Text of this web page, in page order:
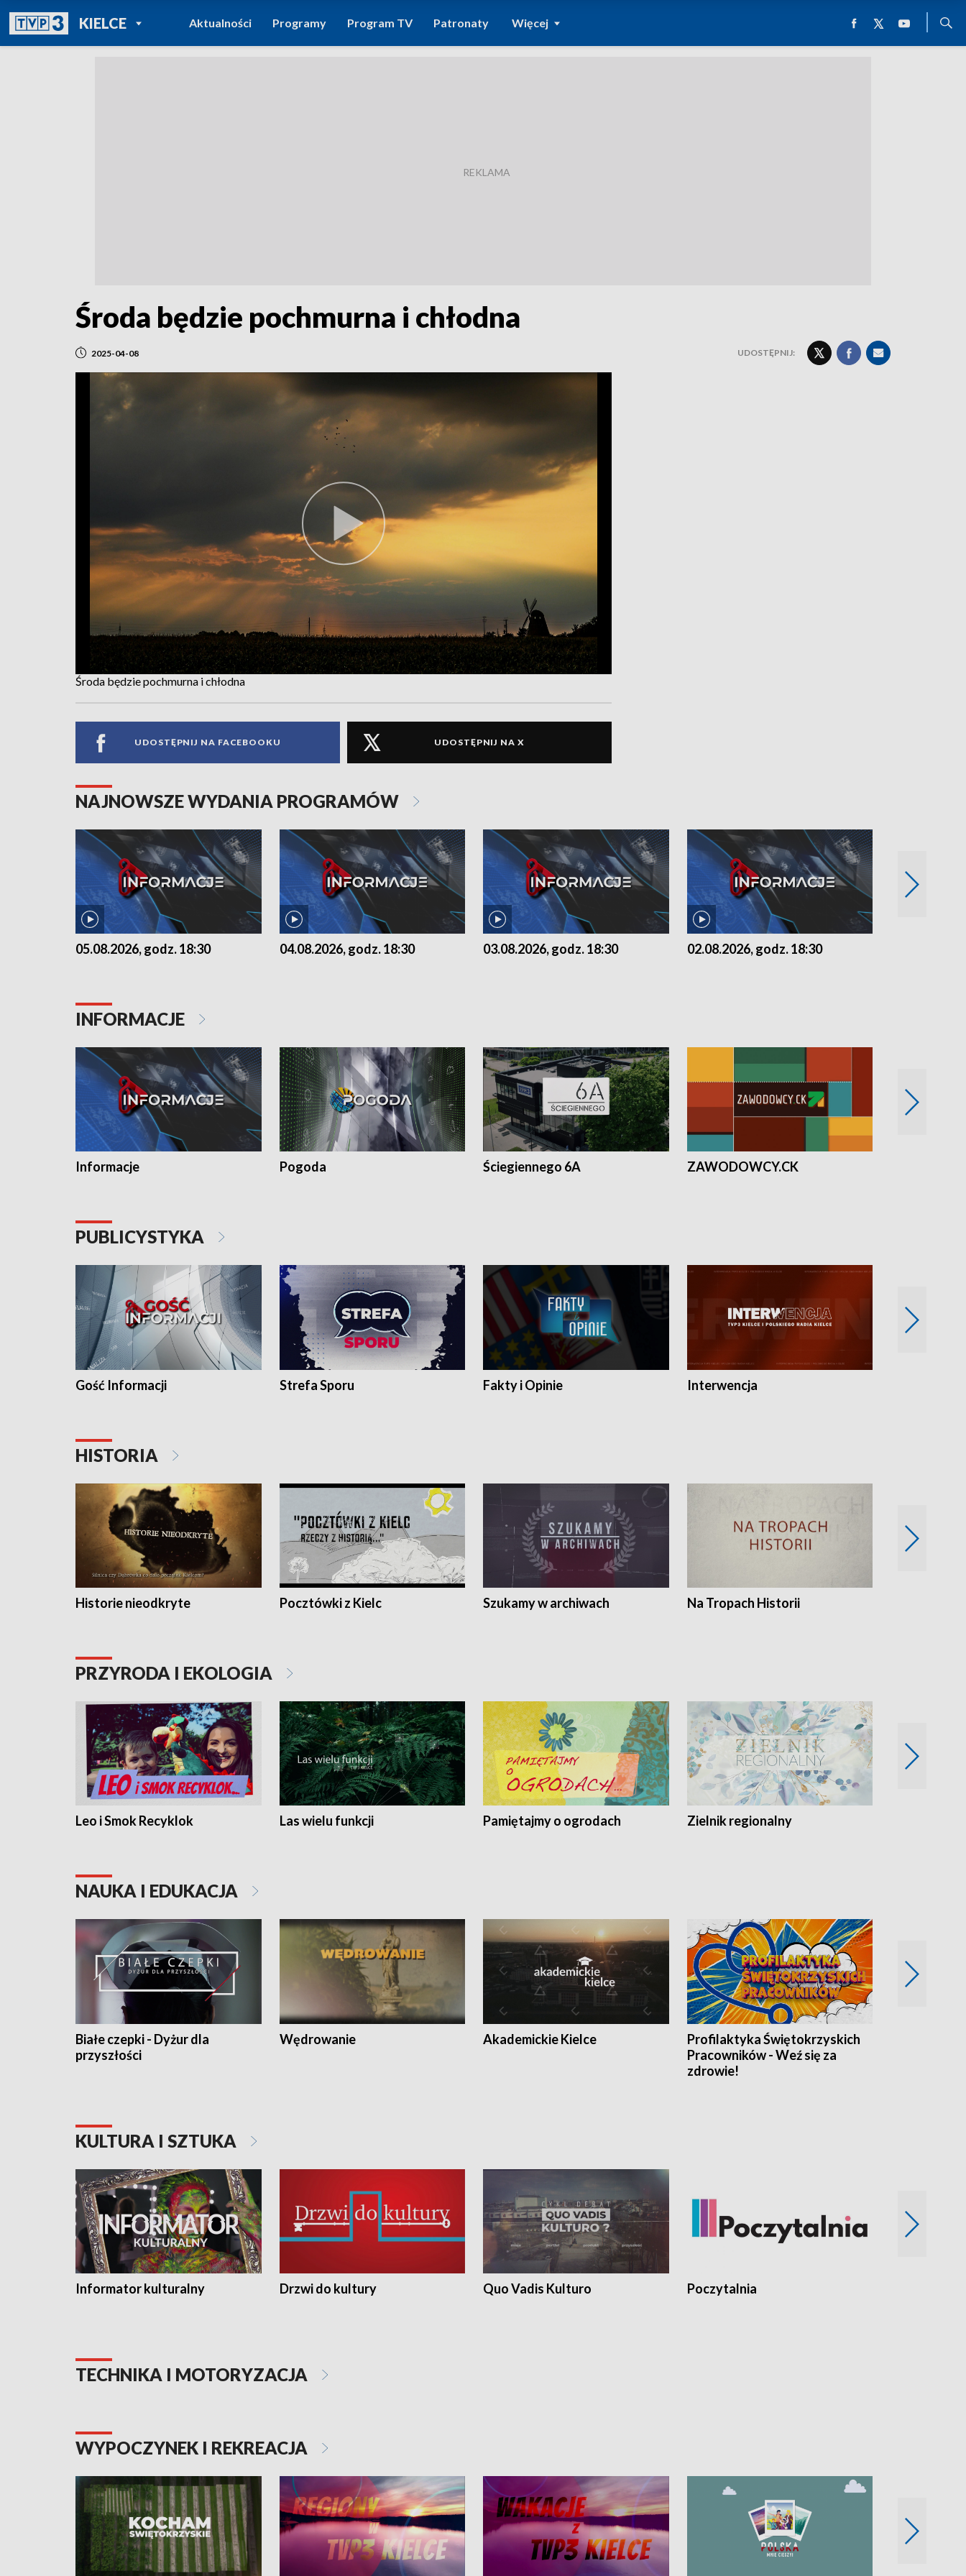
KIELCEPOWRÓT DO
TVP REGIONY
Aktualności Programy Program TV Patronaty Więcej
Środa będzie pochmurna i chłodna
2025-04-08 UDOSTĘPNIJ:
Środa będzie pochmurna i chłodna
UDOSTĘPNIJ NA FACEBOOKU UDOSTĘPNIJ NA X
NAJNOWSZE WYDANIA PROGRAMÓW
05.08.2026, godz. 18:30 04.08.2026, godz. 18:30 03.08.2026, godz. 18:30 02.08.2026, godz. 18:30
INFORMACJE
Informacje Pogoda Ściegiennego 6A ZAWODOWCY.CK
PUBLICYSTYKA
Gość Informacji Strefa Sporu Fakty i Opinie Interwencja
HISTORIA
Historie nieodkryte Pocztówki z Kielc Szukamy w archiwach Na Tropach Historii
PRZYRODA I EKOLOGIA
Leo i Smok Recyklok Las wielu funkcji Pamiętajmy o ogrodach Zielnik regionalny
NAUKA I EDUKACJA
Białe czepki - Dyżur dla
przyszłości
Wędrowanie Akademickie Kielce
Profilaktyka Świętokrzyskich
Pracowników - Weź się za
zdrowie!
KULTURA I SZTUKA
Informator kulturalny Drzwi do kultury Quo Vadis Kulturo Poczytalnia
TECHNIKA I MOTORYZACJA
WYPOCZYNEK I REKREACJA